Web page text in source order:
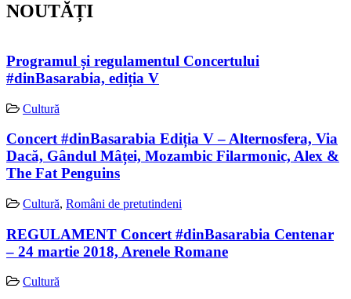
NOUTĂȚI
Programul și regulamentul Concertului
#dinBasarabia, ediția V
Cultură
Concert #dinBasarabia Ediția V – Alternosfera, Via
Dacă, Gândul Mâței, Mozambic Filarmonic, Alex &
The Fat Penguins
Cultură, Români de pretutindeni
REGULAMENT Concert #dinBasarabia Centenar
– 24 martie 2018, Arenele Romane
Cultură